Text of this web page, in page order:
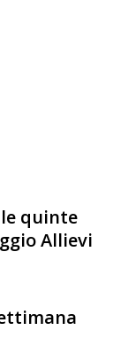
quinte
Allievi